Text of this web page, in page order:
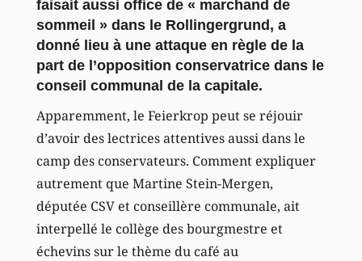
faisait aussi office de « marchand de
sommeil » dans le Rollingergrund, a
donné lieu à une attaque en règle de la
part de l’opposition conservatrice dans le
conseil communal de la capitale.
Apparemment, le Feierkrop peut se réjouir
d’avoir des lectrices attentives aussi dans le
camp des conservateurs. Comment expliquer
autrement que Martine Stein-Mergen,
députée CSV et conseillère communale, ait
interpellé le collège des bourgmestre et
échevins sur le thème du café au